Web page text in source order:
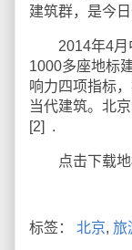
建筑群，是今
2014年4月中
1000多座地标
响力四项指标
当代建筑。北
[2] .
点击下载地
标签： 北京, 旅